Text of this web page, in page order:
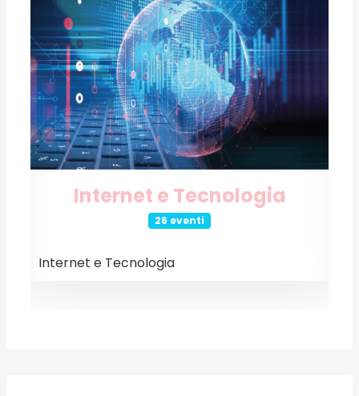
Internet e Tecnologia
26 eventi
Internet e Tecnologia